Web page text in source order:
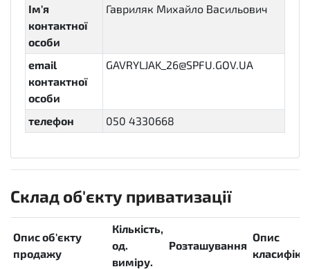
Ім'я
контактної
особи
Гавриляк Михайло Васильович
email
контактної
особи
GAVRYLJAK_26@SPFU.GOV.UA
телефон 050 4330668
Склад об'єкту приватизації
Опис об'єкту
продажу
Кількість,
од.
виміру.
Розташування
Опис